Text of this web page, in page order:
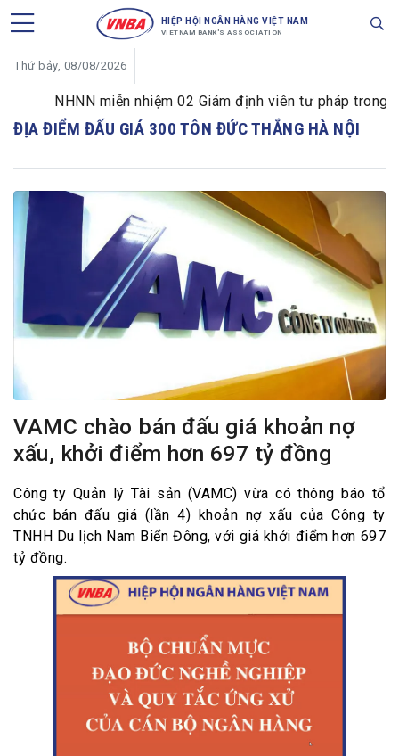
HIỆP HỘI NGÂN HÀNG VIỆT NAM
VIETNAM BANK'S ASSOCIATION
Thứ bảy, 08/08/2026
NHNN miễn nhiệm 02 Giám định viên tư pháp trong
ĐỊA ĐIỂM ĐẤU GIÁ 300 TÔN ĐỨC THẮNG HÀ NỘI
VAMC chào bán đấu giá khoản nợ
xấu, khởi điểm hơn 697 tỷ đồng
Công ty Quản lý Tài sản (VAMC) vừa có thông báo tổ
chức bán đấu giá (lần 4) khoản nợ xấu của Công ty
TNHH Du lịch Nam Biển Đông, với giá khởi điểm hơn 697
tỷ đồng.